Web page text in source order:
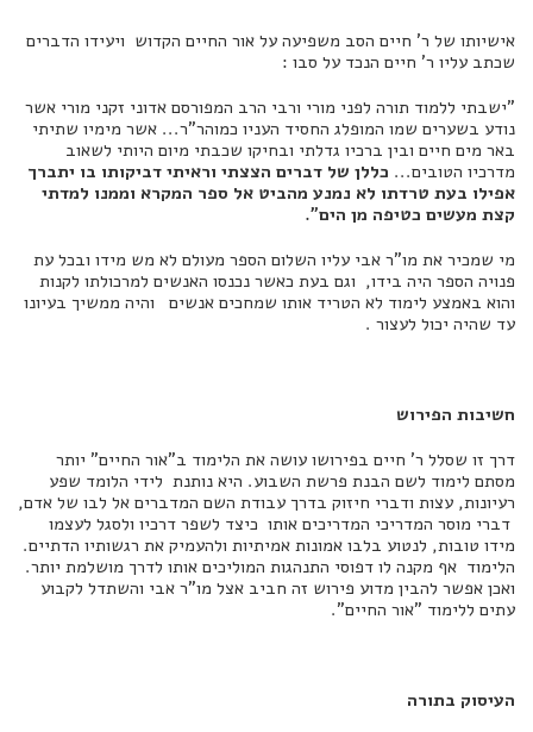
אישיותו של ר' חיים הסב משפיעה על אור החיים הקדוש ויעידו הדברים
שכתב עליו ר' חיים הנכד על סבו :
"ישבתי ללמוד תורה לפני מורי ורבי הרב המפורסם אדוני זקני מורי אשר
נודע בשערים שמו המופלג החסיד העניו כמוהר"ר... אשר מימיו שתיתי
באר מים חיים ובין ברכיו גדלתי ובחיקו שכבתי מיום היותי לשאוב
מדרכיו הטובים... כללן של דברים הצצתי וראיתי דביקותו בו יתברך
אפילו בעת טרדתו לא נמנע מהביט אל ספר המקרא וממנו למדתי
קצת מעשים כטיפה מן הים".
מי שמכיר את מו"ר אבי עליו השלום הספר מעולם לא מש מידו ובכל עת
פנויה הספר היה בידו, וגם בעת כאשר נכנסו האנשים למרכולתו לקנות
והוא באמצע לימוד לא הטריד אותו שמחכים אנשים והיה ממשיך בעיונו
עד שהיה יכול לעצור .
חשיבות הפירוש
דרך זו שסלל ר' חיים בפירושו עושה את הלימוד ב"אור החיים" יותר
מסתם לימוד לשם הבנת פרשת השבוע. היא נותנת לידי הלומד שפע
רעיונות, עצות ודברי חיזוק בדרך עבודת השם המדברים אל לבו של אדם,
דברי מוסר המדריכי המדריכים אותו כיצד לשפר דרכיו ולסגל לעצמו
מידו טובות, לנטוע בלבו אמונות אמיתיות ולהעמיק את רגשותיו הדתיים.
הלימוד אף מקנה לו דפוסי התנהגות המוליכים אותו לדרך מושלמת יותר.
ואכן אפשר להבין מדוע פירוש זה חביב אצל מו"ר אבי והשתדל לקבוע
עתים ללימוד "אור החיים".
העיסוק בתורה